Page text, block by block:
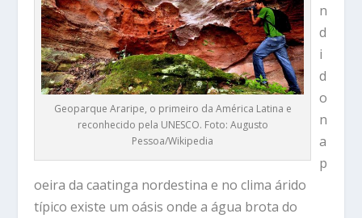
Geoparque Araripe, o primeiro da América Latina e
reconhecido pela UNESCO. Foto: Augusto
Pessoa/Wikipedia
n
d
i
d
o
n
a
p
oeira da caatinga nordestina e no clima árido
típico existe um oásis onde a água brota do